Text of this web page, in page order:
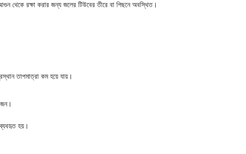
থেকে রক্ষা করার জন্য জলের টিউবের তীরে বা পিছনে অবস্থিত।
তাপমাত্রা কম হয়ে যায়।
ব্যবহৃত হয়।